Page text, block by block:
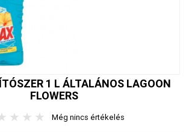
1 L ÁLTALÁNOS LAGOON
FLOWERS
★ ★ ★ Még nincs értékelés